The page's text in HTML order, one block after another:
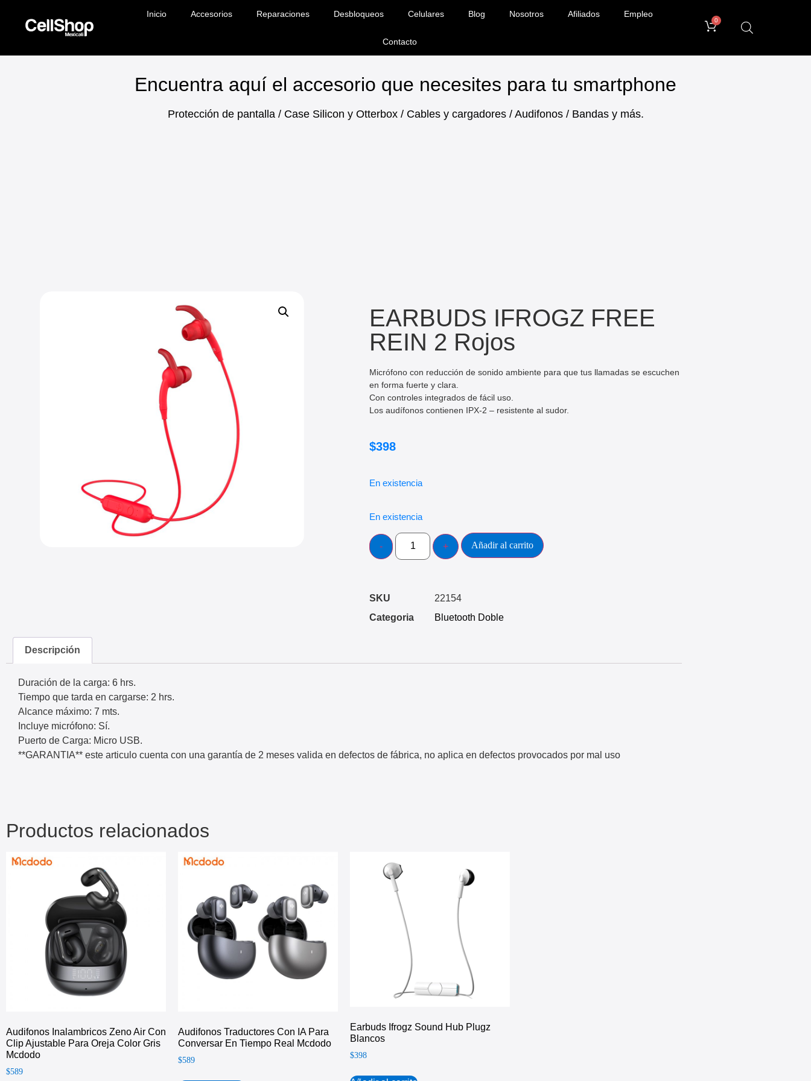
Inicio Accesorios Reparaciones Desbloqueos Celulares Blog Nosotros Afiliados Empleo
Contacto
0
Encuentra aquí el accesorio que necesites para tu smartphone
Protección de pantalla / Case Silicon y Otterbox / Cables y cargadores / Audifonos / Bandas y más.
EARBUDS IFROGZ FREE
REIN 2 Rojos
Micrófono con reducción de sonido ambiente para que tus llamadas se escuchen
en forma fuerte y clara.
Con controles integrados de fácil uso.
Los audífonos contienen IPX-2 – resistente al sudor.
$398
En existencia
En existencia
Añadir al carrito
SKU
22154
Categoria
Bluetooth Doble
Descripción
Duración de la carga: 6 hrs.
Tiempo que tarda en cargarse: 2 hrs.
Alcance máximo: 7 mts.
Incluye micrófono: Sí.
Puerto de Carga: Micro USB.
**GARANTIA** este articulo cuenta con una garantía de 2 meses valida en defectos de fábrica, no aplica en defectos provocados por mal uso
Productos relacionados
Audifonos Inalambricos Zeno Air Con
Clip Ajustable Para Oreja Color Gris
Mcdodo
$589
Audifonos Traductores Con IA Para
Conversar En Tiempo Real Mcdodo
$589
Earbuds Ifrogz Sound Hub Plugz
Blancos
$398